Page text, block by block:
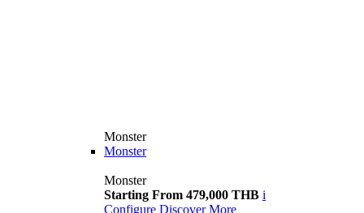
Monster
Monster
Monster
Starting From 479,000 THB i
Configure Discover More